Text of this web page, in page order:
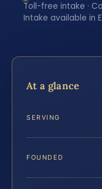
Toll-free intake ·
Intake available in
At a glance
SERVING
FOUNDED